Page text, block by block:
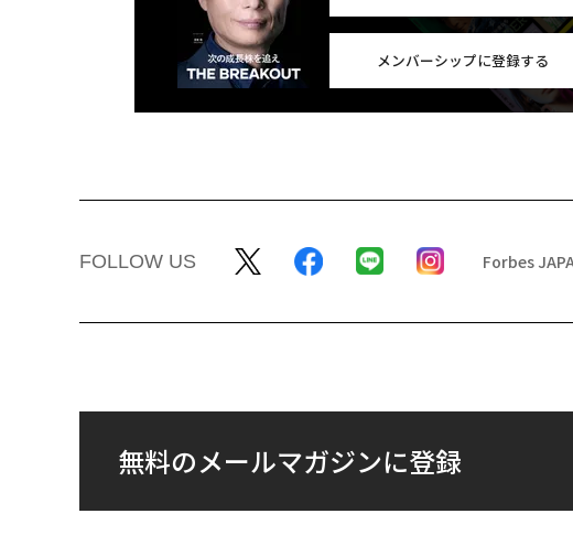
メンバーシップに登録する
FOLLOW US Forbes
無料のメールマガジンに登録